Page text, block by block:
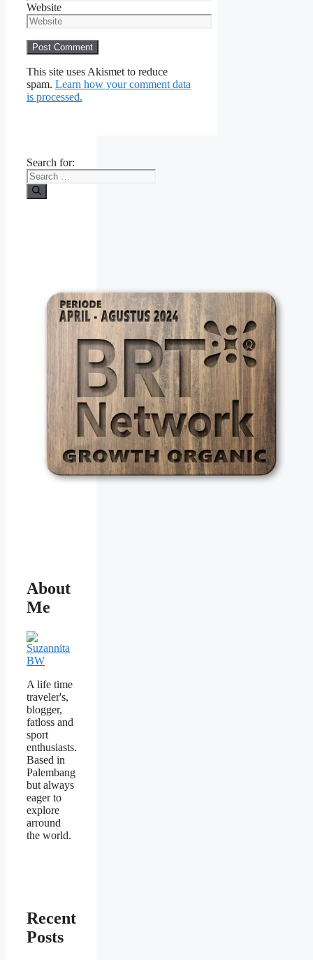
Website
This site uses Akismet to reduce
spam. Learn how your comment data
is processed.
Search for:
About
Me
A life time
traveler's,
blogger,
fatloss and
sport
enthusiasts.
Based in
Palembang
but always
eager to
explore
arround
the world.
Recent
Posts